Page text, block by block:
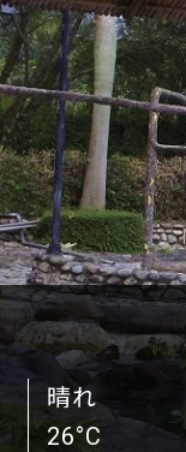
晴れ
26°C